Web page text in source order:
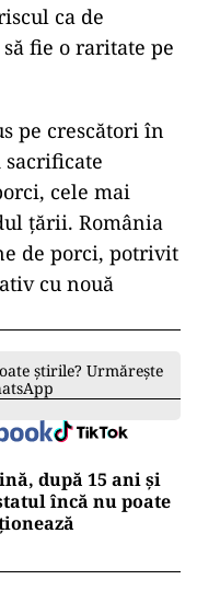
ca de
fie o raritate pe
pe crescători în
cele mai
țării. România
de porci, potrivit
cu nouă
știrile? Urmărește
după 15 ani și
încă nu poate